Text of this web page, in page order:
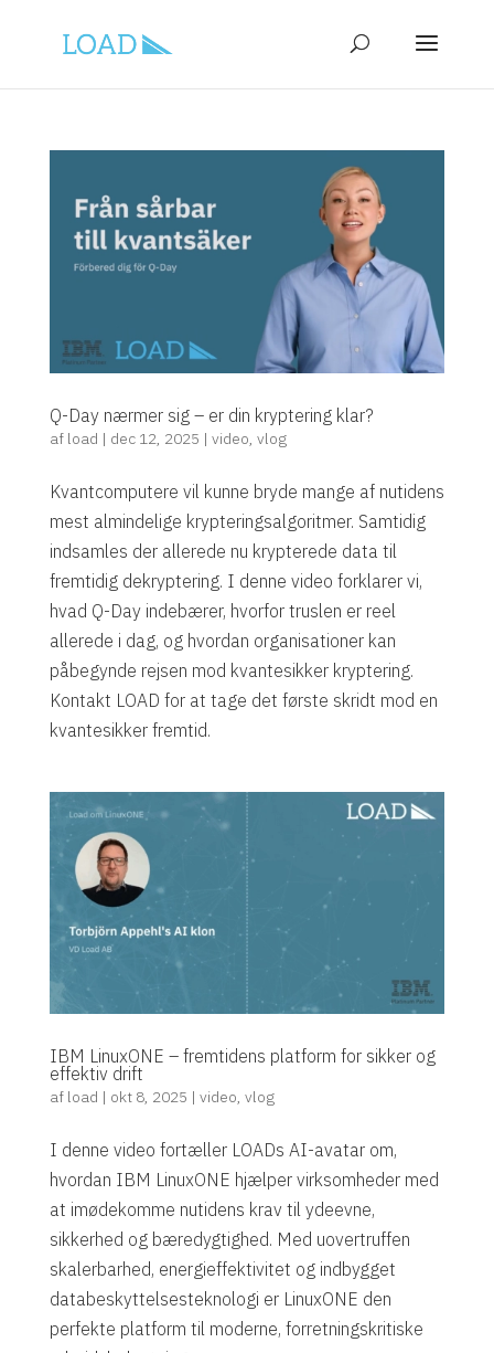
Q-Day nærmer sig – er din kryptering klar?
af load | dec 12, 2025 | video, vlog
Kvantcomputere vil kunne bryde mange af nutidens
mest almindelige krypteringsalgoritmer. Samtidig
indsamles der allerede nu krypterede data til
fremtidig dekryptering. I denne video forklarer vi,
hvad Q-Day indebærer, hvorfor truslen er reel
allerede i dag, og hvordan organisationer kan
påbegynde rejsen mod kvantesikker kryptering.
Kontakt LOAD for at tage det første skridt mod en
kvantesikker fremtid.
IBM LinuxONE – fremtidens platform for sikker og
effektiv drift
af load | okt 8, 2025 | video, vlog
I denne video fortæller LOADs AI-avatar om,
hvordan IBM LinuxONE hjælper virksomheder med
at imødekomme nutidens krav til ydeevne,
sikkerhed og bæredygtighed. Med uovertruffen
skalerbarhed, energieffektivitet og indbygget
databeskyttelsesteknologi er LinuxONE den
perfekte platform til moderne, forretningskritiske